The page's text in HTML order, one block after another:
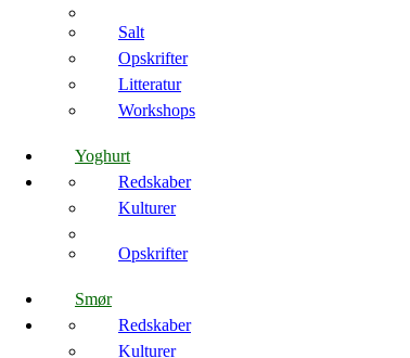
Salt
Opskrifter
Litteratur
Workshops
Yoghurt
Redskaber
Kulturer
Opskrifter
Smør
Redskaber
Kulturer